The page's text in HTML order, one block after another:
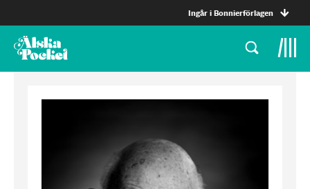
Ingår i Bonnierförlagen